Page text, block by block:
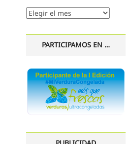
Nuestro
PARTICIPAMOS EN …